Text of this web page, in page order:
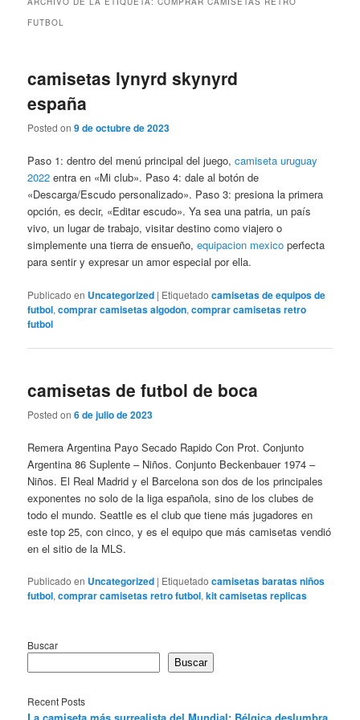
FUTBOL
camisetas lynyrd skynyrd
españa
Posted on9 de octubre de 2023
Paso 1: dentro del menú principal del juego,camiseta uruguay
2022 entra en «Mi club». Paso 4: dale al botón de
«Descarga/Escudo personalizado». Paso 3: presiona la primera
opción, es decir, «Editar escudo». Ya sea una patria, un país
vivo, un lugar de trabajo, visitar destino como viajero o
simplemente una tierra de ensueño,equipacion mexico perfecta
para sentir y expresar un amor especial por ella.
Publicado en Uncategorized | Etiquetado camisetas de equipos de
futbol,comprar camisetas algodon,comprar camisetas retro
futbol
camisetas de futbol de boca
Posted on6 de julio de 2023
Remera Argentina Payo Secado Rapido Con Prot. Conjunto
Argentina 86 Suplente – Niños. Conjunto Beckenbauer 1974 –
Niños. El Real Madrid y el Barcelona son dos de los principales
exponentes no solo de la liga española, sino de los clubes de
todo el mundo. Seattle es el club que tiene más jugadores en
este top 25, con cinco, y es el equipo que más camisetas vendió
en el sitio de la MLS.
Publicado en Uncategorized | Etiquetado camisetas baratas niños
futbol,comprar camisetas retro futbol,kit camisetas replicas
Buscar
Buscar
Recent Posts